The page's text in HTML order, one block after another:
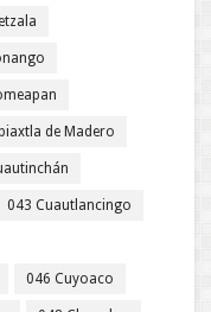
de Madero
043 Cuautlancingo
046 Cuyoaco